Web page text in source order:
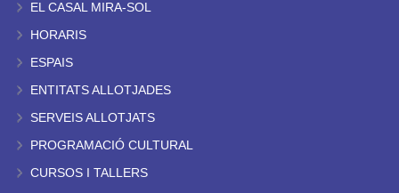
EL CASAL MIRA-SOL
HORARIS
ESPAIS
ENTITATS ALLOTJADES
SERVEIS ALLOTJATS
PROGRAMACIÓ CULTURAL
CURSOS I TALLERS